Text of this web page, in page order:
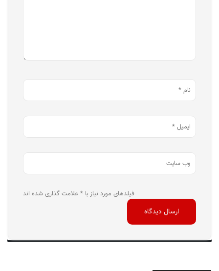
فیلدهای مورد نیاز با * علامت گذاری شده اند